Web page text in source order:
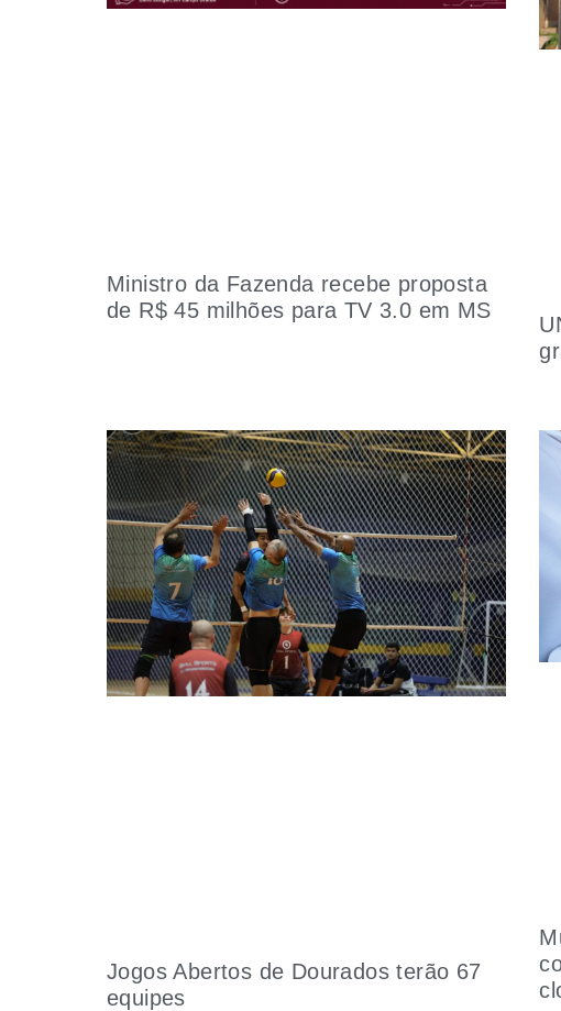
Ministro da Fazenda recebe proposta
de R$ 45 milhões para TV 3.0 em MS
Jogos Abertos de Dourados terão 67
equipes